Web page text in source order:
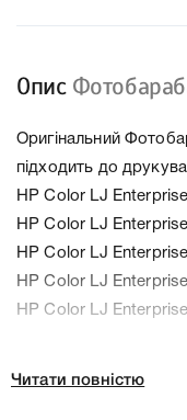
Опис
Оригінальний
підходить до
HP Color LJ
HP Color LJ
HP Color LJ
HP Color LJ
HP Color LJ
Читати повністю